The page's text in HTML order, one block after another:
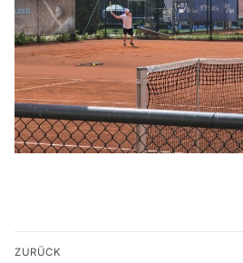
Beitragsnavigation
ZURÜCK